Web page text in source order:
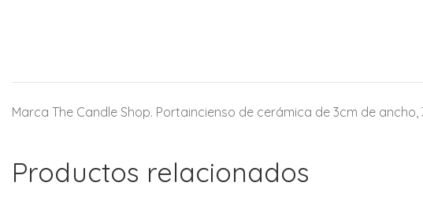
Marca The Candle Shop. Portaincienso de cerámica de 3cm de
Productos relacionados